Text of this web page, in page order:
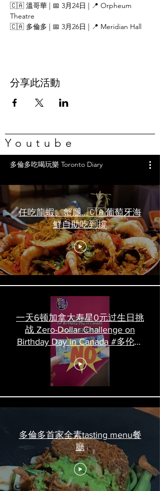
🇨🇦 溫哥華 | 📅 3月24日 | 📍 Orpheum
Theatre
🇨🇦 多倫多 | 📅 3月26日 | 📍 Meridian Hall
分享此活動
Youtube
多倫多吃喝玩樂 Toronto Diary
任吃龍蝦、蟹腿…🇨🇦葡萄牙海
鮮自助吃到撐
一天6顿加拿大寿星0元过生日挑
战 Zero-Dollar Challenge on
Birthday Day in Canada #多伦多
吃喝玩乐 #多伦多美食
#torontofood
多倫多首家全素tasting menu餐
廳